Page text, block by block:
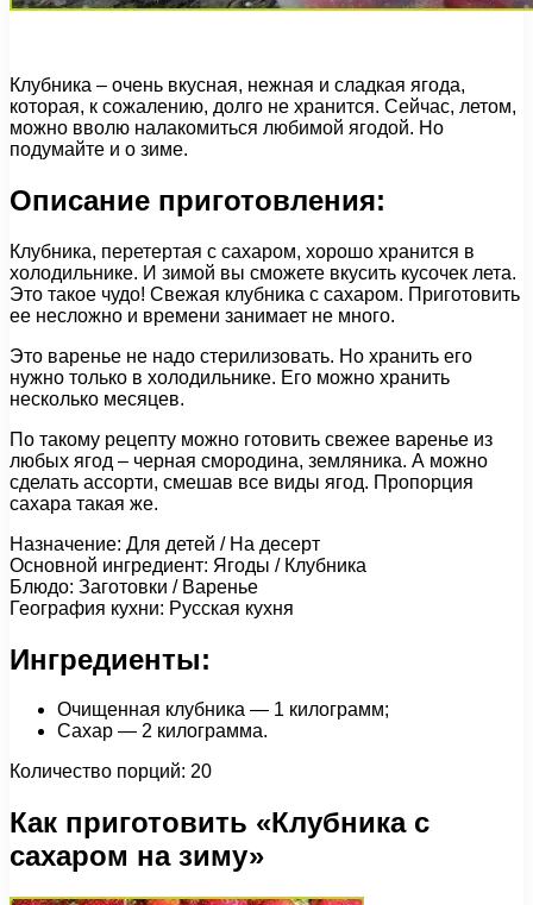
Клубника – очень вкусная, нежная и сладкая ягода,
которая, к сожалению, долго не хранится. Сейчас, летом,
можно вволю налакомиться любимой ягодой. Но
подумайте и о зиме.
Описание приготовления:
Клубника, перетертая с сахаром, хорошо хранится в
холодильнике. И зимой вы сможете вкусить кусочек лета.
Это такое чудо! Свежая клубника с сахаром. Приготовить
ее несложно и времени занимает не много.
Это варенье не надо стерилизовать. Но хранить его
нужно только в холодильнике. Его можно хранить
несколько месяцев.
По такому рецепту можно готовить свежее варенье из
любых ягод – черная смородина, земляника. А можно
сделать ассорти, смешав все виды ягод. Пропорция
сахара такая же.
Назначение: Для детей / На десерт
Основной ингредиент: Ягоды / Клубника
Блюдо: Заготовки / Варенье
География кухни: Русская кухня
Ингредиенты:
Очищенная клубника — 1 килограмм;
Сахар — 2 килограмма.
Количество порций: 20
Как приготовить «Клубника с
сахаром на зиму»